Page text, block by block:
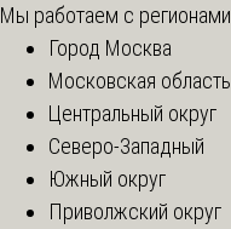
Мы работаем с регионами
Город Москва
Московская область
Центральный округ
Северо-Западный
Южный округ
Приволжский округ